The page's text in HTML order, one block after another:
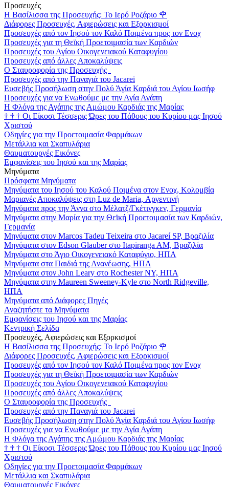
Προσευχές
Η Βασίλισσα της Προσευχής: Το Ιερό Ροζάριο 🌹
Διάφορες Προσευχές, Αφιερώσεις και Εξορκισμοί
Προσευχές από τον Ιησού τον Καλό Ποιμένα προς τον Ενοχ
Προσευχές για τη Θεϊκή Προετοιμασία των Καρδιών
Προσευχές του Αγίου Οικογενειακού Καταφυγίου
Προσευχές από άλλες Αποκαλύψεις
Ο Σταυροφορία της Προσευχής
Προσευχές από την Παναγιά του Jacarei
Ευσεβής Προσήλωση στην Πολύ Άγία Καρδιά του Αγίου Ιωσήφ
Προσευχές για να Ενωθούμε με την Αγία Αγάπη
Η Φλόγα της Αγάπης της Αμώμου Καρδιάς της Μαρίας
† † † Οι Είκοσι Τέσσερις Ώρες του Πάθους του Κυρίου μας Ιησού
Χριστού
Οδηγίες για την Προετοιμασία Φαρμάκων
Μετάλλια και Σκαπυλάρια
Θαυματουργές Εικόνες
Εμφανίσεις του Ιησού και της Μαρίας
Μηνύματα
Πρόσφατα Μηνύματα
Μηνύματα του Ιησού του Καλού Ποιμένα στον Ενοχ, Κολομβία
Μαριανές Αποκαλύψεις στη Luz de Maria, Αργεντινή
Μηνύματα προς την Άννα στο Μέλατζ/Γκέτινγκεν, Γερμανία
Μηνύματα στην Μαρία για την Θεϊκή Προετοιμασία των Καρδιών,
Γερμανία
Μηνύματα στον Marcos Tadeu Teixeira στο Jacareí SP, Βραζιλία
Μηνύματα στον Edson Glauber στο Itapiranga AM, Βραζιλία
Μηνύματα στο Άγιο Οικογενειακό Καταφύγιο, ΗΠΑ
Μηνύματα στα Παιδιά της Ανανέωσης, ΗΠΑ
Μηνύματα στον John Leary στο Rochester NY, ΗΠΑ
Μηνύματα στην Maureen Sweeney-Kyle στο North Ridgeville,
ΗΠΑ
Μηνύματα από Διάφορες Πηγές
Αναζητήστε τα Μηνύματα
Εμφανίσεις του Ιησού και της Μαρίας
Κεντρική Σελίδα
Προσευχές, Αφιερώσεις και Εξορκισμοί
Η Βασίλισσα της Προσευχής: Το Ιερό Ροζάριο 🌹
Διάφορες Προσευχές, Αφιερώσεις και Εξορκισμοί
Προσευχές από τον Ιησού τον Καλό Ποιμένα προς τον Ενοχ
Προσευχές για τη Θεϊκή Προετοιμασία των Καρδιών
Προσευχές του Αγίου Οικογενειακού Καταφυγίου
Προσευχές από άλλες Αποκαλύψεις
Ο Σταυροφορία της Προσευχής
Προσευχές από την Παναγιά του Jacarei
Ευσεβής Προσήλωση στην Πολύ Άγία Καρδιά του Αγίου Ιωσήφ
Προσευχές για να Ενωθούμε με την Αγία Αγάπη
Η Φλόγα της Αγάπης της Αμώμου Καρδιάς της Μαρίας
† † † Οι Είκοσι Τέσσερις Ώρες του Πάθους του Κυρίου μας Ιησού
Χριστού
Οδηγίες για την Προετοιμασία Φαρμάκων
Μετάλλια και Σκαπυλάρια
Θαυματουργές Εικόνες